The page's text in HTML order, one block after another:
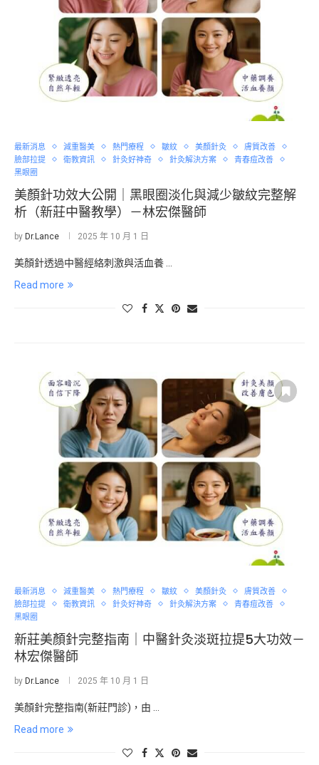
最新消息 減重醫美 熱門療程 皺紋 美顏針灸
膚質改善
臉部拉提
衛教資訊 針灸好神奇 針灸解決方案
青春痘改善
黑眼圈
美顏針功效大公開｜黑眼圈淡化與減少皺紋完整解
析（新莊中醫教學）－林宏傑醫師
by Dr.Lance 2025 年 10 月 1 日
美顏針透過中醫經絡刺激與活血養 …
Read more
最新消息 減重醫美 熱門療程 皺紋 美顏針灸
膚質改善
臉部拉提
衛教資訊 針灸好神奇 針灸解決方案
青春痘改善
黑眼圈
新莊美顏針完整指南｜中醫針灸淡斑拉提5大功效－
林宏傑醫師
by Dr.Lance 2025 年 10 月 1 日
美顏針完整指南(新莊門診)，由 …
Read more